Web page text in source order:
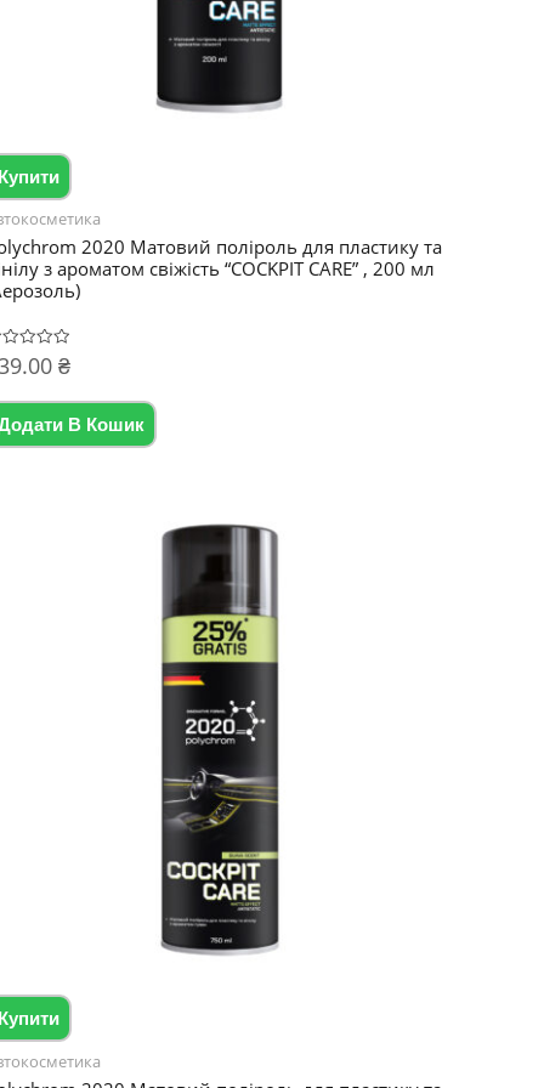
Купити
2020 Матовий поліроль для пластику та
з ароматом свіжість “COCKPIT CARE” , 200 мл
₴
В Кошик
Купити